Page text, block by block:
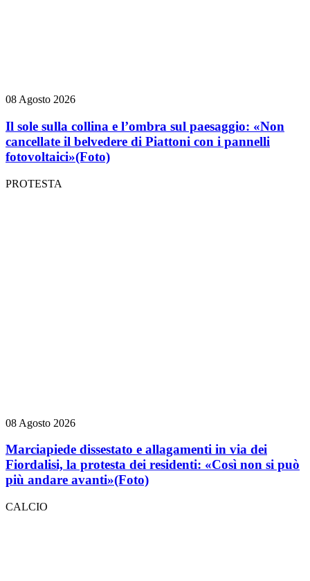
08 Agosto 2026
Il sole sulla collina e l’ombra sul paesaggio: «Non
cancellate il belvedere di Piattoni con i pannelli
fotovoltaici»(Foto)
PROTESTA
08 Agosto 2026
Marciapiede dissestato e allagamenti in via dei
Fiordalisi, la protesta dei residenti: «Così non si può
più andare avanti»(Foto)
CALCIO